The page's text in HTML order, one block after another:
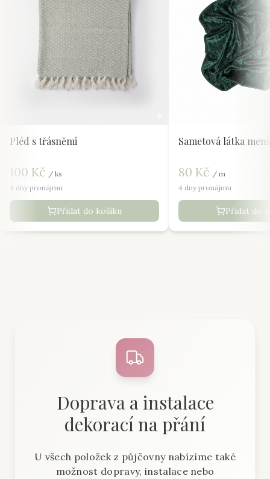
Pléd s třásněmi
100 Kč / ks
4 dny pronájmu
Přidat do košíku
Sametová látka
80 Kč / m
4 dny pronájmu
Přidat do
Doprava a instalace
dekorací na přání
U všech položek z půjčovny nabízíme také
možnost dopravy, instalace nebo